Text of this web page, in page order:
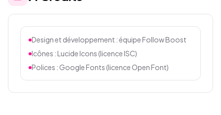
Design et développement : équipe Follow Boost
Icônes : Lucide Icons (licence ISC)
Polices : Google Fonts (licence Open Font)